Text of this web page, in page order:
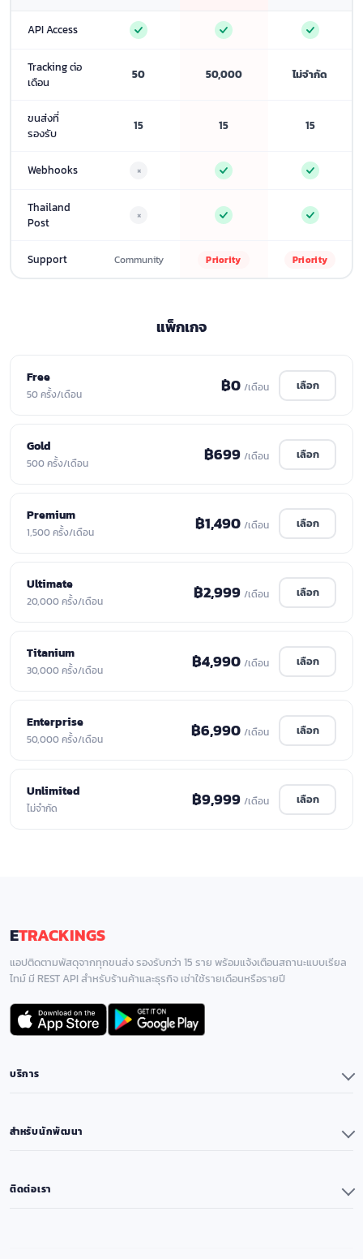
API Access
Tracking ต่อ
เดือน
50 50,000 ไม่จำกัด
ขนส่งที่
รองรับ
15 15 15
Webhooks ×
Thailand
Post
×
Support Community Priority Priority
แพ็กเกจ
Free
50 ครั้ง/เดือน ฿0 /เดือน เลือก
Gold
500 ครั้ง/เดือน ฿699 /เดือน เลือก
Premium
1,500 ครั้ง/เดือน ฿1,490 /เดือน เลือก
Ultimate
20,000 ครั้ง/เดือน ฿2,999 /เดือน เลือก
Titanium
30,000 ครั้ง/เดือน ฿4,990 /เดือน เลือก
Enterprise
50,000 ครั้ง/เดือน ฿6,990 /เดือน เลือก
Unlimited
ไม่จำกัด ฿9,999 /เดือน เลือก
ETRACKINGS
แอปติดตามพัสดุจากทุกขนส่ง รองรับกว่า 15 ราย พร้อมแจ้งเตือนสถานะแบบเรียล
ไทม์ มี REST API สำหรับร้านค้าและธุรกิจ เช่าใช้รายเดือนหรือรายปี
บริการ
Premium & Remove Ads
ค้นหารหัสไปรษณีย์
สำหรับนักพัฒนา
ขนส่งที่รองรับสำหรับ API
ติดต่อเรา